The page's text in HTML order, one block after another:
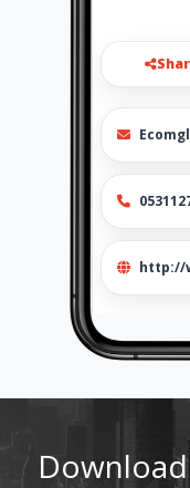
http://
Location